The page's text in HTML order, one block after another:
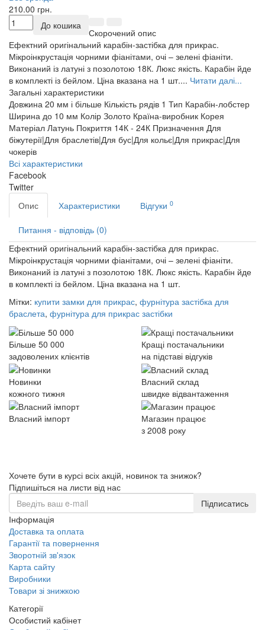
210.00 грн.
До кошика
Скорочений опис
Ефектний оригінальний карабін-застібка для прикрас.
Мікроінкрустація чорними фіанітами, очі – зелені фіаніти.
Виконаний із латуні з позолотою 18К. Люкс якість. Карабін йде
в комплекті із бейлом. Ціна вказана на 1 шт.... Читати далі...
Загальні характеристики
Довжина 20 мм і більше Кількість рядів 1 Тип Карабін-лобстер
Ширина до 10 мм Колір Золото Країна-виробник Корея
Матеріал Латунь Покриття 14К - 24К Призначення Для
біжутерії|Для браслетів|Для бус|Для кольє|Для прикрас|Для
чокерів
Всі характеристики
Facebook
Twitter
Опис
Характеристики Відгуки 0
Питання - відповідь (0)
Ефектний оригінальний карабін-застібка для прикрас.
Мікроінкрустація чорними фіанітами, очі – зелені фіаніти.
Виконаний із латуні з позолотою 18К. Люкс якість. Карабін йде
в комплекті із бейлом. Ціна вказана на 1 шт.
Мітки: купити замки для прикрас, фурнітура застібка для
браслета, фурнітура для прикрас застібки
Більше 50 000
задоволених клієнтів
Кращі постачальники
на підставі відгуків
Новинки
кожного тижня
Власний склад
швидке відвантаження
Власний імпорт
Магазин працює
з 2008 року
Хочете бути в курсі всіх акцій, новинок та знижок?
Підпишіться на листи від нас
Підписатись
Інформація
Доставка та оплата
Гарантії та повернення
Зворотній зв'язок
Карта сайту
Виробники
Товари зі знижкою
Категорії
Особистий кабінет